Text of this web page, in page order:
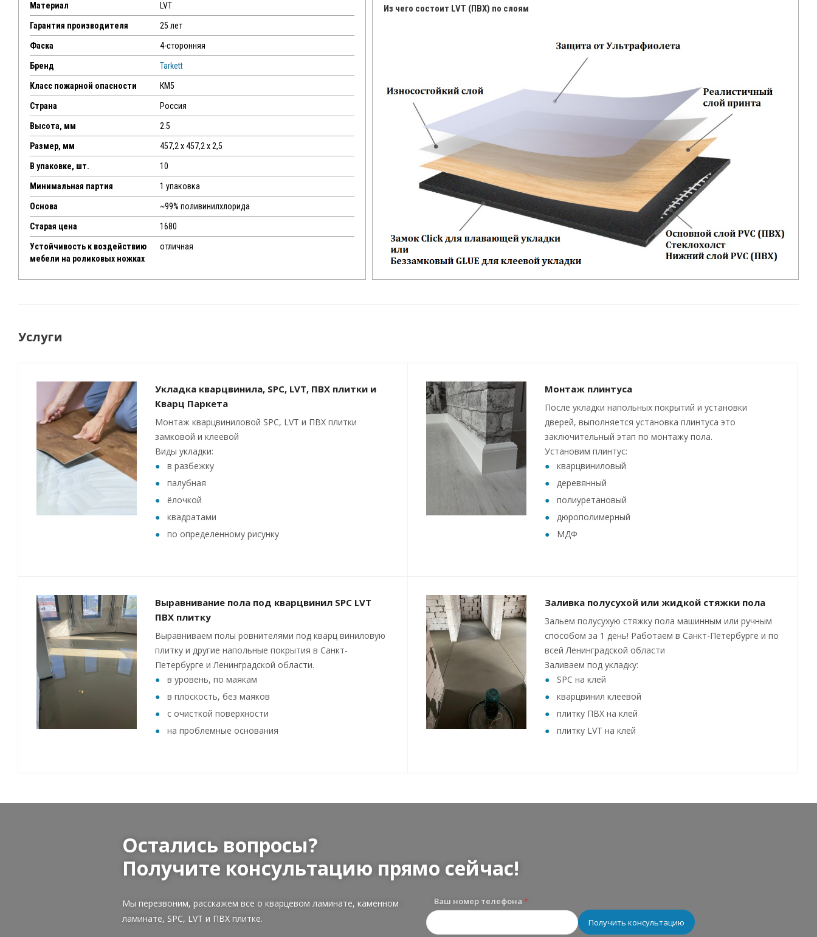
Материал LVT
Гарантия производителя 25 лет
Фаска 4-сторонняя
Бренд Tarkett
Класс пожарной опасности КМ5
Страна Россия
Высота, мм 2.5
Размер, мм 457,2 х 457,2 х 2,5
В упаковке, шт. 10
Минимальная партия 1 упаковка
Основа ~99% поливинилхлорида
Старая цена 1680
Устойчивость к воздействию
мебели на роликовых ножках
отличная
Из чего состоит LVT (ПВХ) по слоям
Услуги
Укладка кварцвинила, SPC, LVT, ПВХ плитки и
Кварц Паркета
Монтаж кварцвиниловой SPC, LVT и ПВХ плитки
замковой и клеевой
Виды укладки:
в разбежку
палубная
ёлочкой
квадратами
по определенному рисунку
Монтаж плинтуса
После укладки напольных покрытий и установки
дверей, выполняется установка плинтуса это
заключительный этап по монтажу пола.
Установим плинтус:
кварцвиниловый
деревянный
полиуретановый
дюрополимерный
МДФ
Выравнивание пола под кварцвинил SPC LVT
ПВХ плитку
Выравниваем полы ровнителями под кварц виниловую
плитку и другие напольные покрытия в Санкт-
Петербурге и Ленинградской области.
в уровень, по маякам
в плоскость, без маяков
с очисткой поверхности
на проблемные основания
Заливка полусухой или жидкой стяжки пола
Зальем полусухую стяжку пола машинным или ручным
способом за 1 день! Работаем в Санкт-Петербурге и по
всей Ленинградской области
Заливаем под укладку:
SPC на клей
кварцвинил клеевой
плитку ПВХ на клей
плитку LVT на клей
Остались вопросы?
Получите консультацию прямо сейчас!
Мы перезвоним, расскажем все о кварцевом ламинате, каменном
ламинате, SPC, LVT и ПВХ плитке.
Ваш номер телефона *